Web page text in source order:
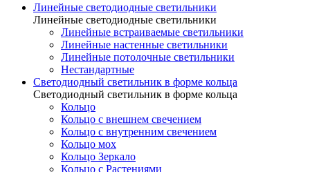
Линейные светодиодные светильники
Линейные светодиодные светильники
Линейные встраиваемые светильники
Линейные настенные светильники
Линейные потолочные светильники
Нестандартные
Светодиодный светильник в форме кольца
Светодиодный светильник в форме кольца
Кольцо
Кольцо с внешнем свечением
Кольцо с внутренним свечением
Кольцо мох
Кольцо Зеркало
Кольцо с Растениями